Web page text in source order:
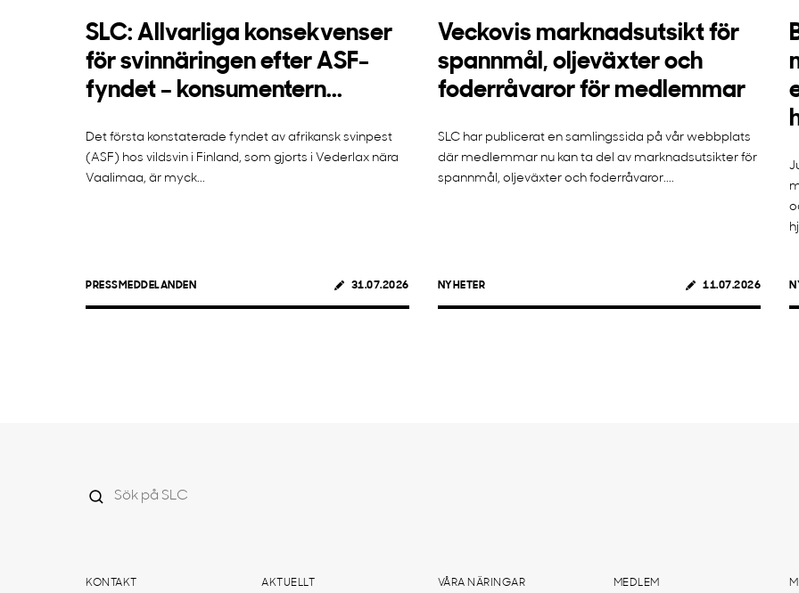
SLC: Allvarliga konsekvenser
för svinnäringen efter ASF-
fyndet – konsumentern...
Det första konstaterade fyndet av afrikansk svinpest
(ASF) hos vildsvin i Finland, som gjorts i Vederlax nära
Vaalimaa, är myck...
PRESSMEDDELANDEN 31.07.2026
Veckovis marknadsutsikt för
spannmål, oljeväxter och
foderråvaror för medlemmar
SLC har publicerat en samlingssida på vår webbplats
där medlemmar nu kan ta del av marknadsutsikter för
spannmål, oljeväxter och foderråvaror....
NYHETER 11.07.2026
KONTAKT AKTUELLT VÅRA NÄRINGAR MEDLEM